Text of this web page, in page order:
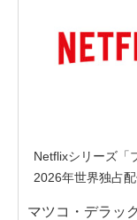
Netflixシリーズ「
2026年世界独占
マツコ・デラッ